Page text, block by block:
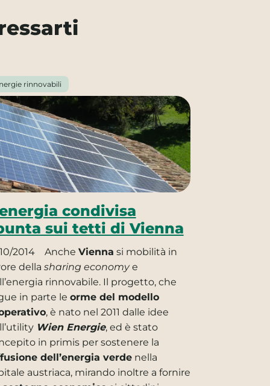
rinnovabili
condivisa
sui tetti di Vienna
2014 Anche Vienna si mobilità in
della sharing economye
rinnovabile. Il progetto, che
in parte le orme del modello
, è nato nel 2011 dalle idee
Wien Energie, ed è stato
in primis per sostenere la
dell’energia verdenella
austriaca, mirando inoltre a fornire